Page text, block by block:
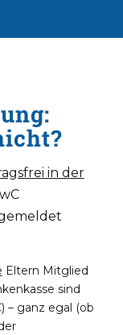
in der
Eltern Mitglied
sind
– ganz egal (ob